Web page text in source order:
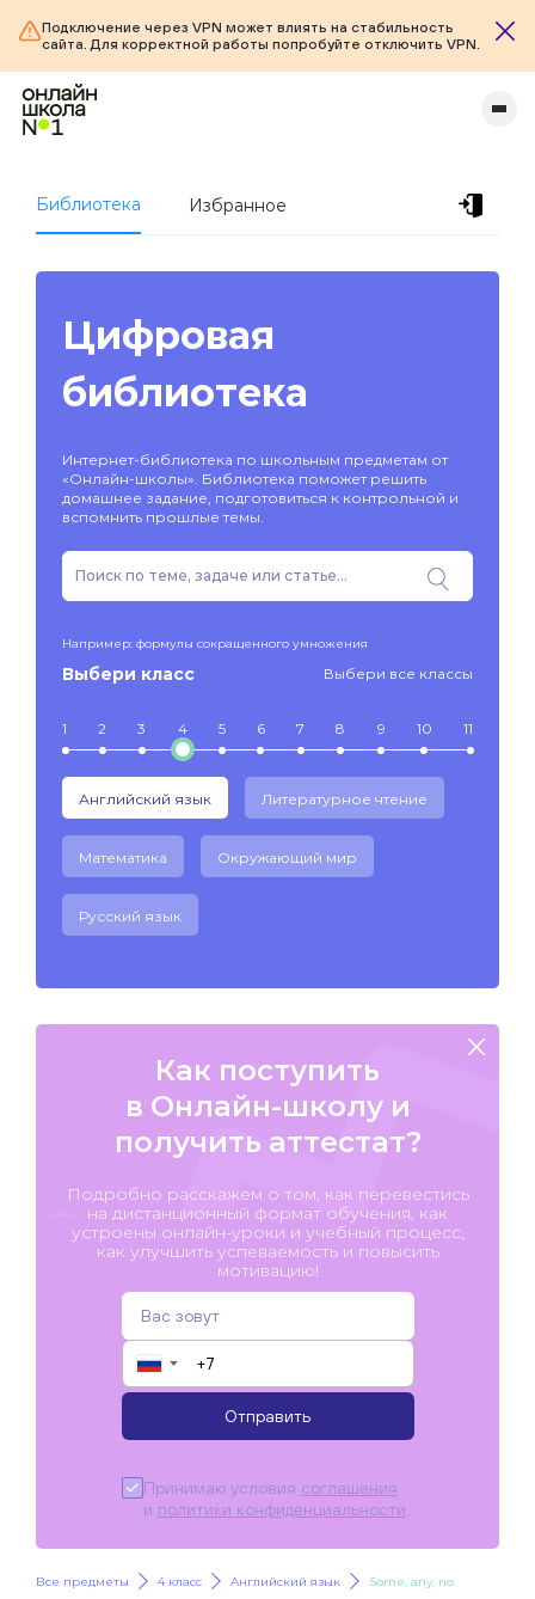
Подключение через VPN может влиять на стабильность
сайта. Для корректной работы попробуйте отключить VPN.
Библиотека Избранное
Цифровая
библиотека
Интернет-библиотека по школьным предметам от
«Онлайн-школы». Библиотека поможет решить
домашнее задание, подготовиться к контрольной и
вспомнить прошлые темы.
Например: формулы сокращенного умножения
Выбери класс Выбери все классы
1 2 3 4 5 6 7 8 9 10 11
Английский язык Литературное чтение
Математика Окружающий мир
Русский язык
Как поступить
в Онлайн-школу и
получить аттестат?
Подробно расскажем о том, как перевестись
на дистанционный формат обучения, как
устроены онлайн-уроки и учебный процесс,
как улучшить успеваемость и повысить
мотивацию!
▼
Отправить
Принимаю условия соглашения
и политики конфиденциальности
Все предметы 4 класс Английский язык Some, any, no